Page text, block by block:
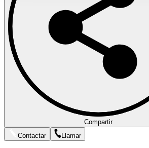
Compartir
Contactar
Llamar